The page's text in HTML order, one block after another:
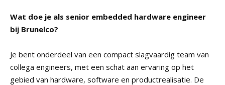
Wat doe je als senior embedded hardware engineer
bij Brunelco?
Je bent onderdeel van een compact slagvaardig team van
collega engineers, met een schat aan ervaring op het
gebied van hardware, software en productrealisatie. De